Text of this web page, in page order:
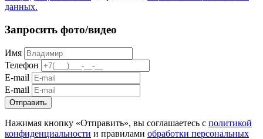
данных.
Запросить фото/видео
Имя
Телефон
E-mail
E-mail
Отправить
Нажимая кнопку «Отправить», вы соглашаетесь с политикой
конфиденциальности и правилами обработки персональных